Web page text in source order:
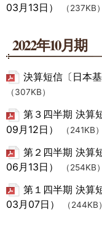
03月13日）
（237KB）
2022年10月期
決算短信〔日本
（307KB）
第３四半期 決算
09月12日）
（241KB）
第２四半期 決算
06月13日）
（254KB）
第１四半期 決算
03月07日）
（244KB）